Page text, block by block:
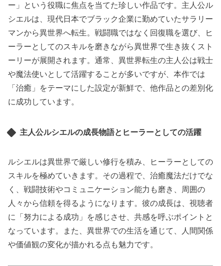
ー」という役職に焦点を当てた珍しい作品です。主人公ル
シエルは、現代日本でブラック企業に勤めていたサラリー
マンから異世界へ転生。戦闘職ではなく回復職を選び、ヒ
ーラーとしてのスキルを磨きながら異世界で生き抜くスト
ーリーが展開されます。通常、異世界転生の主人公は戦士
や魔法使いとして活躍することが多いですが、本作では
「治癒」をテーマにした設定が新鮮で、他作品との差別化
に成功しています。
主人公ルシエルの成長物語とヒーラーとしての活躍
ルシエルは異世界で厳しい修行を積み、ヒーラーとしての
スキルを極めていきます。その過程で、治癒魔法だけでな
く、戦闘技術やコミュニケーション能力も磨き、周囲の
人々から信頼を得るようになります。彼の成長は、視聴者
に「努力による成功」を感じさせ、共感を呼ぶポイントと
なっています。また、異世界での生活を通じて、人間関係
や価値観の変化が描かれる点も魅力です。